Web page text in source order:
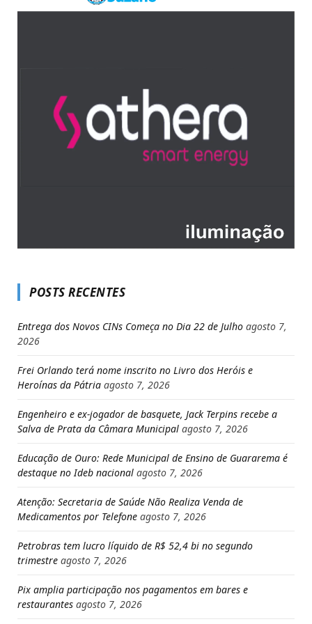
POSTS RECENTES
Entrega dos Novos CINs Começa no Dia 22 de Julho agosto 7,
2026
Frei Orlando terá nome inscrito no Livro dos Heróis e
Heroínas da Pátria agosto 7, 2026
Engenheiro e ex-jogador de basquete, Jack Terpins recebe a
Salva de Prata da Câmara Municipal agosto 7, 2026
Educação de Ouro: Rede Municipal de Ensino de Guararema é
destaque no Ideb nacional agosto 7, 2026
Atenção: Secretaria de Saúde Não Realiza Venda de
Medicamentos por Telefone agosto 7, 2026
Petrobras tem lucro líquido de R$ 52,4 bi no segundo
trimestre agosto 7, 2026
Pix amplia participação nos pagamentos em bares e
restaurantes agosto 7, 2026